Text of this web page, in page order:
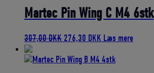
Martec Pin Wing C M4 6stk
307,00DKK Den
pris
276,30 DKK Den
pris
Læs mere